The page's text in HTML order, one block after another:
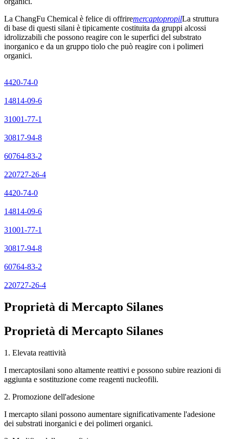
La ChangFu Chemical è felice di offriremercaptopropilLa struttura
di base di questi silani è tipicamente costituita da gruppi alcossi
idrolizzabili che possono reagire con le superfici del substrato
inorganico e da un gruppo tiolo che può reagire con i polimeri
organici.
4420-74-0
14814-09-6
31001-77-1
30817-94-8
60764-83-2
220727-26-4
4420-74-0
14814-09-6
31001-77-1
30817-94-8
60764-83-2
220727-26-4
Proprietà di Mercapto Silanes
Proprietà di Mercapto Silanes
1. Elevata reattività
I mercaptosilani sono altamente reattivi e possono subire reazioni di
aggiunta e sostituzione come reagenti nucleofili.
2. Promozione dell'adesione
I mercapto silani possono aumentare significativamente l'adesione
dei substrati inorganici e dei polimeri organici.